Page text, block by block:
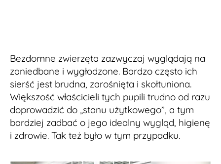
Bezdomne zwierzęta zazwyczaj wyglądają na
zaniedbane i wygłodzone. Bardzo często ich
sierść jest brudna, zarośnięta i skołtuniona.
Większość właścicieli tych pupili trudno od razu
doprowadzić do „stanu użytkowego”, a tym
bardziej zadbać o jego idealny wygląd, higienę
i zdrowie. Tak też było w tym przypadku.